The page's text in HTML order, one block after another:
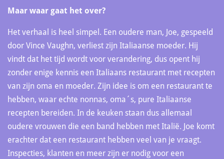
Maar waar gaat het over?
Het verhaal is heel simpel. Een oudere man, Joe, gespeeld
door Vince Vaughn, verliest zijn Italiaanse moeder. Hij
vindt dat het tijd wordt voor verandering, dus opent hij
zonder enige kennis een Italiaans restaurant met recepten
van zijn oma en moeder. Zijn idee is om een restaurant te
hebben, waar echte nonnas, oma´s, pure Italiaanse
recepten bereiden. In de keuken staan dus allemaal
oudere vrouwen die een band hebben met Italië. Joe komt
erachter dat een restaurant hebben veel van je vraagt.
Inspecties, klanten en meer zijn er nodig voor een